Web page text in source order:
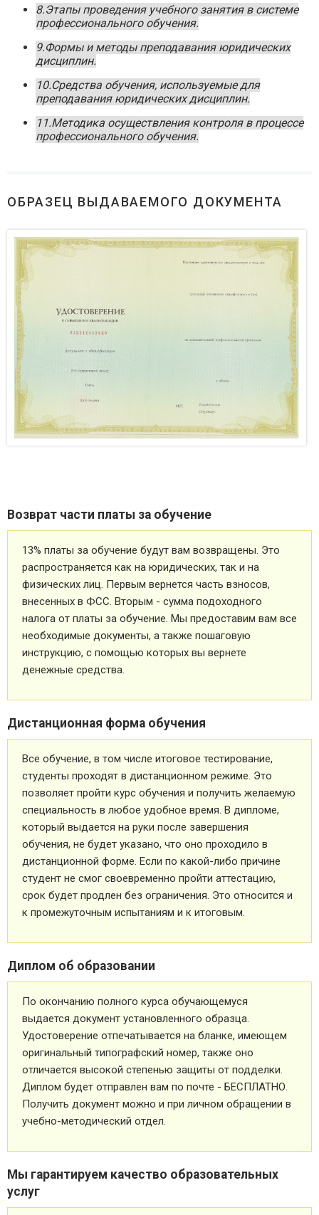
8.Этапы проведения учебного занятия в системе
профессионального обучения.
9.Формы и методы преподавания юридических
дисциплин.
10.Средства обучения, используемые для
преподавания юридических дисциплин.
11.Методика осуществления контроля в процессе
профессионального обучения.
ОБРАЗЕЦ ВЫДАВАЕМОГО ДОКУМЕНТА
Возврат части платы за обучение
13% платы за обучение будут вам возвращены. Это
распространяется как на юридических, так и на
физических лиц. Первым вернется часть взносов,
внесенных в ФСС. Вторым - сумма подоходного
налога от платы за обучение. Мы предоставим вам все
необходимые документы, а также пошаговую
инструкцию, с помощью которых вы вернете
денежные средства.
Дистанционная форма обучения
Все обучение, в том числе итоговое тестирование,
студенты проходят в дистанционном режиме. Это
позволяет пройти курс обучения и получить желаемую
специальность в любое удобное время. В дипломе,
который выдается на руки после завершения
обучения, не будет указано, что оно проходило в
дистанционной форме. Если по какой-либо причине
студент не смог своевременно пройти аттестацию,
срок будет продлен без ограничения. Это относится и
к промежуточным испытаниям и к итоговым.
Диплом об образовании
По окончанию полного курса обучающемуся
выдается документ установленного образца.
Удостоверение отпечатывается на бланке, имеющем
оригинальный типографский номер, также оно
отличается высокой степенью защиты от подделки.
Диплом будет отправлен вам по почте - БЕСПЛАТНО.
Получить документ можно и при личном обращении в
учебно-методический отдел.
Мы гарантируем качество образовательных
услуг